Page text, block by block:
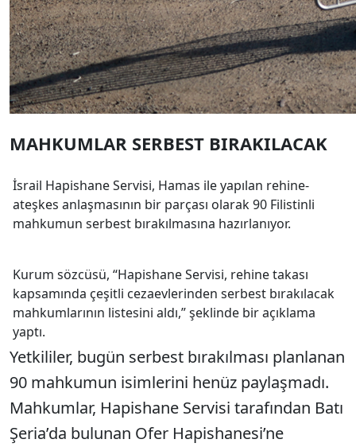
MAHKUMLAR SERBEST BIRAKILACAK
İsrail Hapishane Servisi, Hamas ile yapılan rehine-
ateşkes anlaşmasının bir parçası olarak 90 Filistinli
mahkumun serbest bırakılmasına hazırlanıyor.
Kurum sözcüsü, “Hapishane Servisi, rehine takası
kapsamında çeşitli cezaevlerinden serbest bırakılacak
mahkumlarının listesini aldı,” şeklinde bir açıklama
yaptı.
Yetkililer, bugün serbest bırakılması planlanan
90 mahkumun isimlerini henüz paylaşmadı.
Mahkumlar, Hapishane Servisi tarafından Batı
Şeria’da bulunan Ofer Hapishanesi’ne